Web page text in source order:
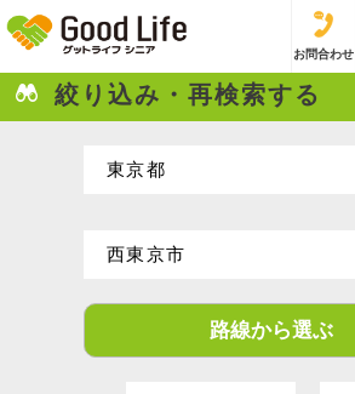
お問合わせ
絞り込み・再検索する
路線から選ぶ